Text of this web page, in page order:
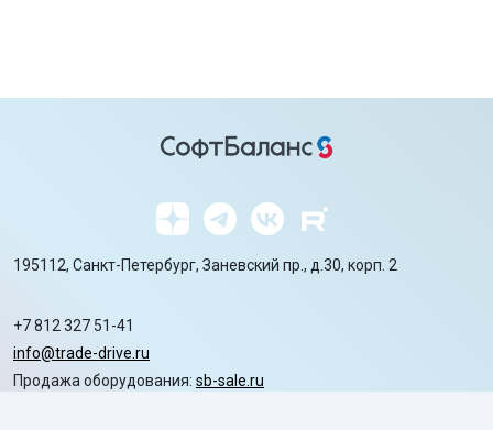
195112, Санкт-Петербург, Заневский пр., д.30, корп. 2
+7 812 327 51-41
info@trade-drive.ru
Продажа оборудования: sb-sale.ru